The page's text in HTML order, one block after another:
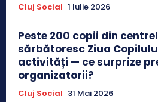
Cluj Social 1 Iulie 2026
Peste 200 copii din
sărbătoresc Ziua
activități — ce surprize
organizatorii?
Cluj Social 31 Mai 2026